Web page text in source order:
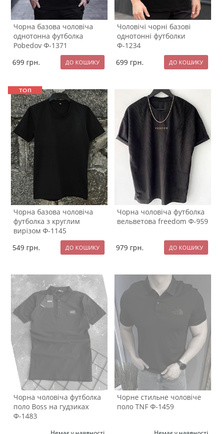
Чорна базова чоловіча
однотонна футболка
Pobedov Ф-1371
699 грн.
Чоловічі чорні базові
однотонні футболки
Ф-1234
699 грн.
Чорна базова чоловіча
футболка з круглим
вирізом Ф-1145
549 грн.
Чорна чоловіча футболка
вельветова freedom Ф-959
979 грн.
Чорна чоловіча футболка
поло Boss на гудзиках
Ф-1483
Чорне стильне чоловіче
поло TNF Ф-1459